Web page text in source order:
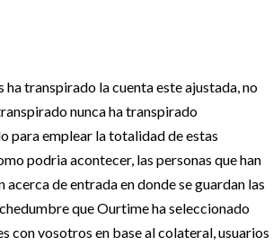
transpirado la cuenta este ajustada, no
nunca ha transpirado
para emplear la totalidad de estas
podri­a acontecer, las personas que han
de entrada en donde se guardan las
que Ourtime ha seleccionado
vosotros en base al colateral, usuarios